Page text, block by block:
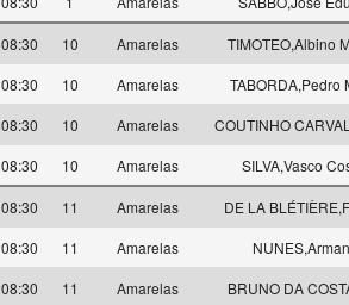
08:30 10 Amarelas
TIMOTEO,Albino
08:30
10 Amarelas
TABORDA,Pedro
08:30
10 Amarelas
COUTINHO
08:30
10 Amarelas SILVA,Vasco
08:30 11 Amarelas
DE LA
08:30
11 Amarelas
08:30
11 Amarelas
BRUNO DA